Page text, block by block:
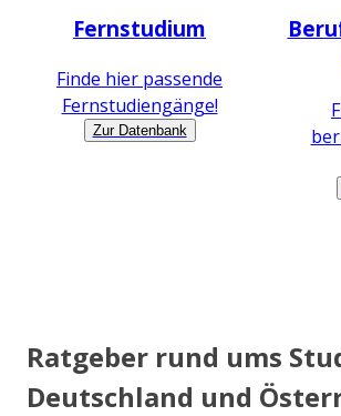
Fernstudium
Finde hier passende
Fernstudiengänge!
Zur Datenbank
Ratgeber rund ums
Deutschland und